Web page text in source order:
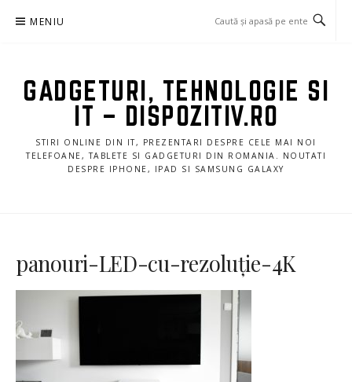
MENIU
GADGETURI, TEHNOLOGIE SI
IT – DISPOZITIV.RO
STIRI ONLINE DIN IT, PREZENTARI DESPRE CELE MAI NOI
TELEFOANE, TABLETE SI GADGETURI DIN ROMANIA. NOUTATI
DESPRE IPHONE, IPAD SI SAMSUNG GALAXY
panouri-LED-cu-rezoluție-4K